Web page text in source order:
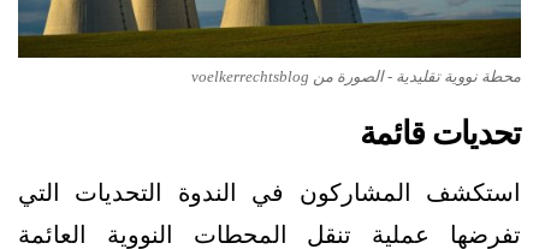
محطة نووية تقليدية - الصورة من voelkerrechtsblog
تحديات قائمة
استكشف المشاركون في الندوة التحديات التي
تفرضها عملية تنقل المحطات النووية العائمة